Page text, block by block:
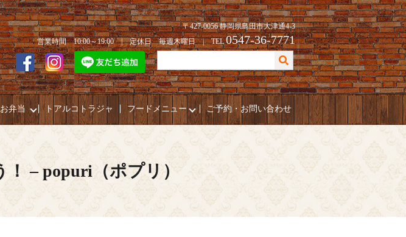
〒427-0056 静岡県島田市大津通4-3
営業時間 10:00～19:00 | 定休日 毎週木曜日 | TEL0547-36-7771
お弁当 トアルコトラジャ フードメニュー ご予約・お問い合わせ
– popuri（ポプリ）